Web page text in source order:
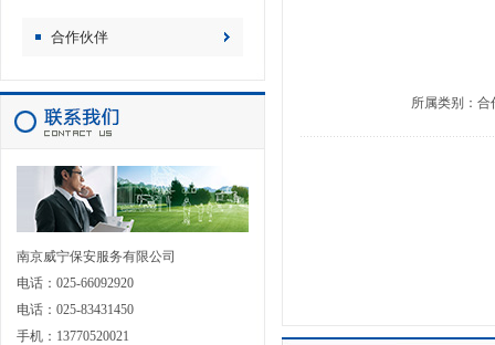
合作伙伴
南京威宁保安服务有限公司
电话：025-66092920
电话：025-83431450
手机：13770520021
所属类别： 合